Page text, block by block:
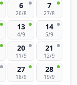
6
26/8
7
27/8
13
4/9
14
5/9
20
11/9
21
12/9
27
18/9
28
19/9